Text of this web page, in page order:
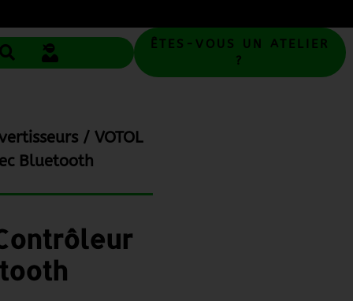
ÊTES-VOUS UN ATELIER
?
/ VOTOL
Bluetooth